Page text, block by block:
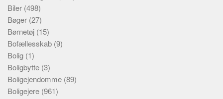
Biler (498)
Bøger (27)
Børnetøj (15)
Bofællesskab (9)
Bolig (1)
Boligbytte (3)
Boligejendomme (89)
Boligejere (961)